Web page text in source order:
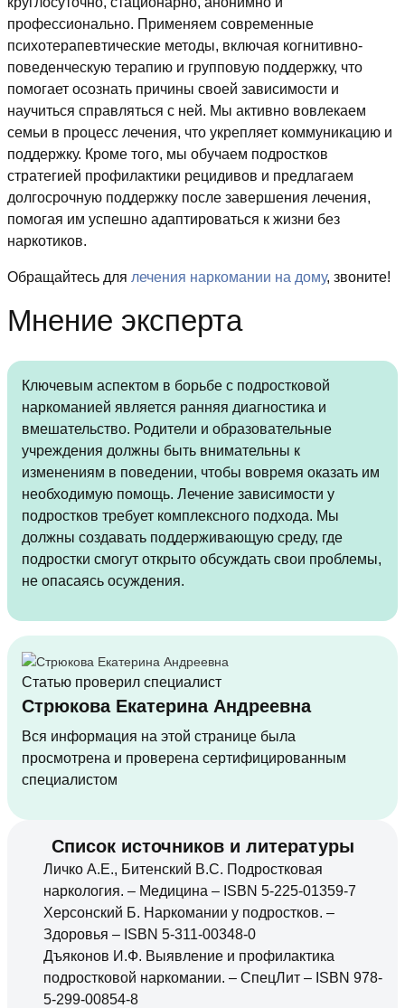
профессионально. Применяем современные
психотерапевтические методы, включая когнитивно-
поведенческую терапию и групповую поддержку, что
помогает осознать причины своей зависимости и
научиться справляться с ней. Мы активно вовлекаем
семьи в процесс лечения, что укрепляет коммуникацию и
поддержку. Кроме того, мы обучаем подростков
стратегией профилактики рецидивов и предлагаем
долгосрочную поддержку после завершения лечения,
помогая им успешно адаптироваться к жизни без
наркотиков.
Обращайтесь для лечения наркомании на дому, звоните!
Мнение эксперта
Ключевым аспектом в борьбе с подростковой
наркоманией является ранняя диагностика и
вмешательство. Родители и образовательные
учреждения должны быть внимательны к
изменениям в поведении, чтобы вовремя оказать им
необходимую помощь. Лечение зависимости у
подростков требует комплексного подхода. Мы
должны создавать поддерживающую среду, где
подростки смогут открыто обсуждать свои проблемы,
не опасаясь осуждения.
Статью проверил специалист
Стрюкова Екатерина Андреевна
Вся информация на этой странице была
просмотрена и проверена сертифицированным
специалистом
Список источников и литературы
Личко A.E., Битенский В.С. Подростковая
наркология. – Медицина – ISBN 5-225-01359-7
Херсонский Б. Наркомании у подростков. –
Здоровья – ISBN 5-311-00348-0
Дъяконов И.Ф. Выявление и профилактика
подростковой наркомании. – СпецЛит – ISBN 978-
5-299-00854-8